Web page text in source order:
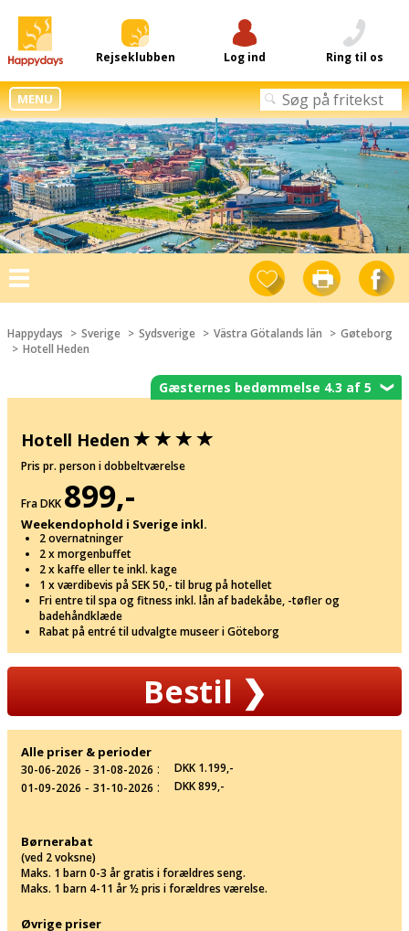
Rejseklubben Log ind Ring til os
MENU
Toggle
navigation
Happydays Sverige Sydsverige Västra Götalands län
Gøteborg
Hotell Heden
Gæsternes bedømmelse 4.3 af 5❯
Hotell Heden
Pris pr. person i dobbeltværelse
Fra DKK 899,-
Weekendophold i Sverige inkl.
2 overnatninger
2 x morgenbuffet
2 x kaffe eller te inkl. kage
1 x værdibevis på SEK 50,- til brug på hotellet
Fri entre til spa og fitness inkl. lån af badekåbe, -tøfler og
badehåndklæde
Rabat på entré til udvalgte museer i Göteborg
Bestil❯
Alle priser & perioder
30-06-2026 ‐ 31-08-2026 :
DKK 1.199,-
01-09-2026 ‐ 31-10-2026 : DKK 899,-
Børnerabat
(ved 2 voksne)
Maks. 1 barn 0-3 år gratis i forældres seng.
Maks. 1 barn 4-11 år ½ pris i forældres værelse.
Øvrige priser